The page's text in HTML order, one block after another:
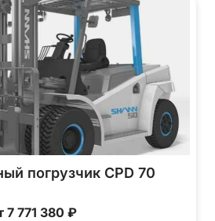
погрузчик CPD 70
7 771 380 ₽